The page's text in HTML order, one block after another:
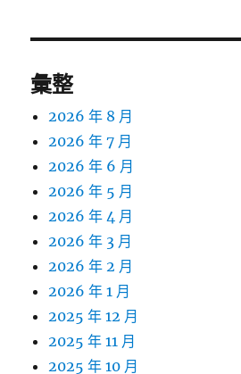
彙整
2026 年 8 月
2026 年 7 月
2026 年 6 月
2026 年 5 月
2026 年 4 月
2026 年 3 月
2026 年 2 月
2026 年 1 月
2025 年 12 月
2025 年 11 月
2025 年 10 月